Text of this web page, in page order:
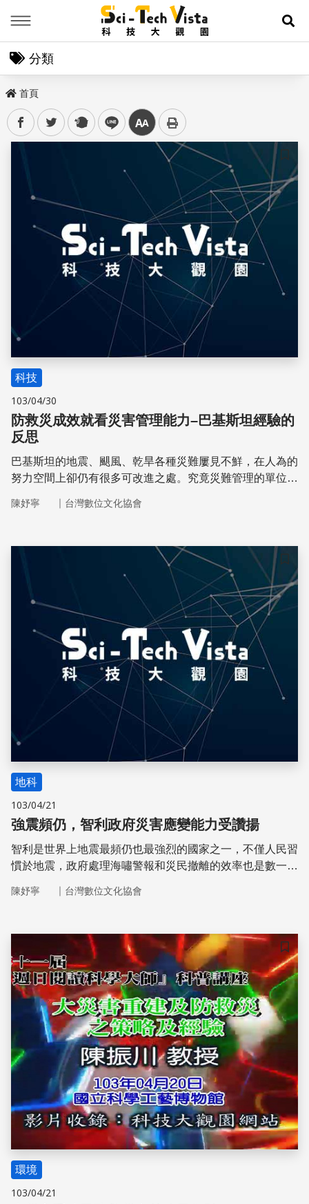
展
分類
首頁
facebooktwitter plurk line 中
儲存
科技
103/04/30
防救災成效就看災害管理能力–巴基斯坦經驗的
反思
巴基斯坦的地震、颶風、乾旱各種災難屢見不鮮，在人為的
努力空間上卻仍有很多可改進之處。究竟災難管理的單位有
坦的防救災成效如何
陳妤寧 ｜ 台灣數位文化協會
儲存
地科
103/04/21
強震頻仍，智利政府災害應變能力受讚揚
智利是世界上地震最頻仍也最強烈的國家之一，不僅人民習
慣於地震，政府處理海嘯警報和災民撤離的效率也是數一數
震，智利政府指揮了至少一百萬名的民眾依序撤離災區。讓
陳妤寧 ｜ 台灣數位文化協會
儲存
環境
103/04/21